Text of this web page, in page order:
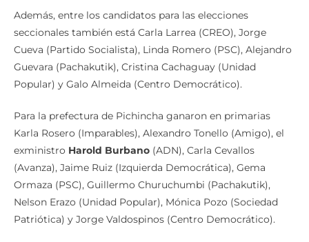
Además, entre los candidatos para las elecciones
seccionales también está Carla Larrea (CREO), Jorge
Cueva (Partido Socialista), Linda Romero (PSC), Alejandro
Guevara (Pachakutik), Cristina Cachaguay (Unidad
Popular) y Galo Almeida (Centro Democrático).
Para la prefectura de Pichincha ganaron en primarias
Karla Rosero (Imparables), Alexandro Tonello (Amigo), el
exministro Harold Burbano (ADN), Carla Cevallos
(Avanza), Jaime Ruiz (Izquierda Democrática), Gema
Ormaza (PSC), Guillermo Churuchumbi (Pachakutik),
Nelson Erazo (Unidad Popular), Mónica Pozo (Sociedad
Patriótica) y Jorge Valdospinos (Centro Democrático).